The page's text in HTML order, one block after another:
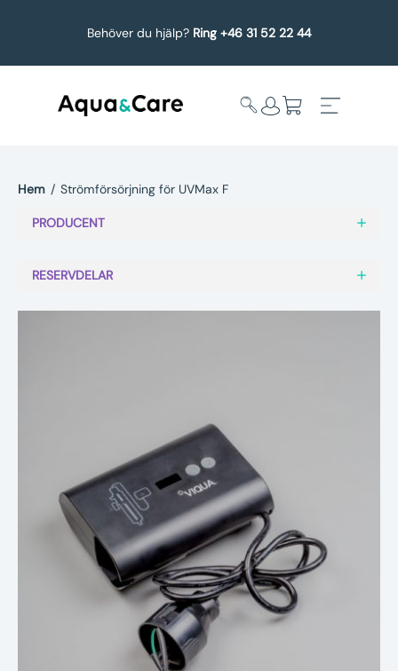
Behöver du hjälp? Ring +46 31 52 22 44
undermeny
Service
Underhållstips
Kontakt
Hem / Strömförsörjning för UVMax F
PRODUCENT
RESERVDELAR